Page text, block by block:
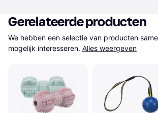
Gerelateerde producten
We hebben een selectie van producten
mogelijk interesseren. Alles weergeven